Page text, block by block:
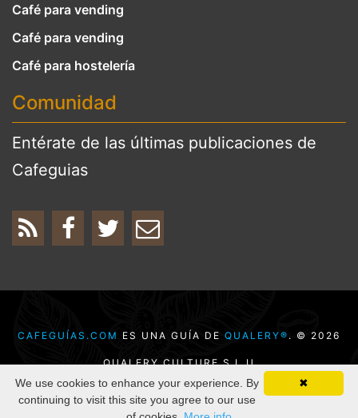
Café para vending
Café para vending
Café para hostelería
Comunidad
Entérate de las últimas publicaciones de
Cafeguias
CAFEGUÍAS.COM ES UNA GUÍA DE QUALERY® . © 2026
QUALERY CULTURE S.L.U
DESARROLLADO PORKENODO
✖
We use cookies to enhance your experience. By
continuing to visit this site you agree to our use